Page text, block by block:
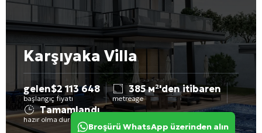
Karşıyaka Villa
gelen$2 113 648
başlangıç fiyatı
385 м²'den itibaren
metreage
Tamamlandı
hazır olma durumu
Broşürü WhatsApp üzerinden alın